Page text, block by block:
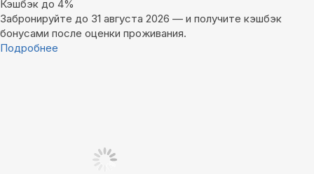
Кэшбэк до 4%
Забронируйте до 31 августа 2026 — и получите кэшбэк
бонусами после оценки проживания.
Подробнее